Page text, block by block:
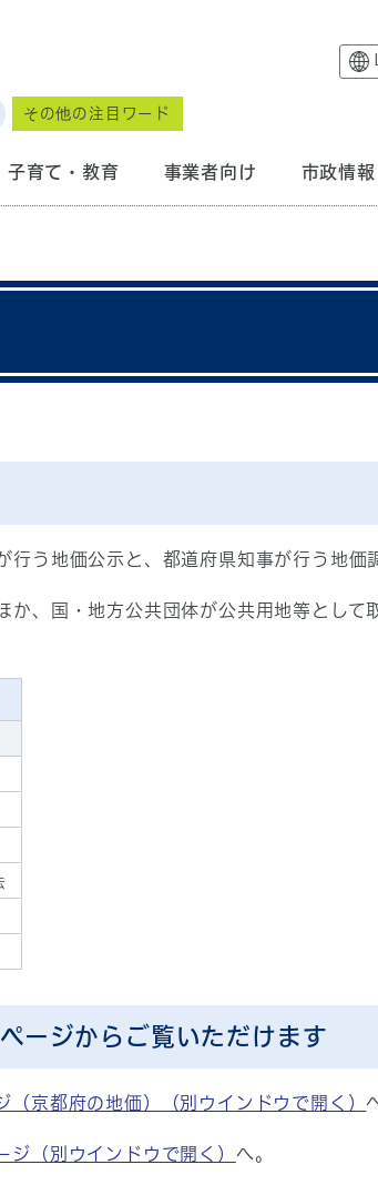
その他の注目ワード
子育て・教育 事業者向け 市政情報
う地価公示と、都道府県知事が行う地価
、国・地方公共団体が公共用地等として
ージからご覧いただけます
（京都府の地価） （別ウインドウで開く）
ジ （別ウインドウで開く） へ。